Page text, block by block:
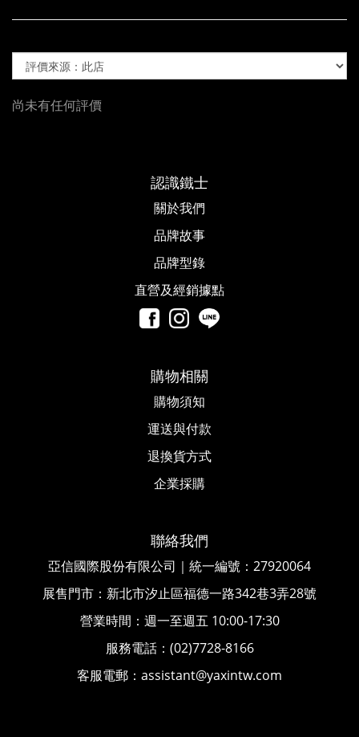
尚未有任何評價
認識鐵士
關於我們
品牌故事​
品牌型錄
直營及經銷據點
購物相關
購物須知
運送與付款
退換貨方式
企業採購
聯絡我們
亞信國際股份有限公司｜統一編號 ： 27920064
展售門市：新北市汐止區福德一路342巷3弄28號
營業時間：週一至週五 10:00-17:30
服務電話：(02)7728-8166
客服電郵：assistant@yaxintw.com